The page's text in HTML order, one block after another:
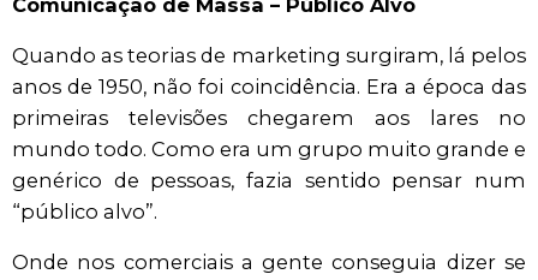
Quando as teorias de marketing surgiram, lá pelos
anos de 1950, não foi coincidência. Era a época das
primeiras televisões chegarem aos lares no
mundo todo. Como era um grupo muito grande e
genérico de pessoas, fazia sentido pensar num
“público alvo”.
Onde nos comerciais a gente conseguia dizer se